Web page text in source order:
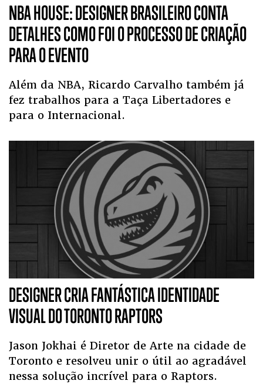
NBA HOUSE: DESIGNER BRASILEIRO CONTA
DETALHES COMO FOI O PROCESSO DE CRIAÇÃO
PARA O EVENTO
Além da NBA, Ricardo Carvalho também já
fez trabalhos para a Taça Libertadores e
para o Internacional.
DESIGNER CRIA FANTÁSTICA IDENTIDADE
VISUAL DO TORONTO RAPTORS
Jason Jokhai é Diretor de Arte na cidade de
Toronto e resolveu unir o útil ao agradável
nessa solução incrível para o Raptors.